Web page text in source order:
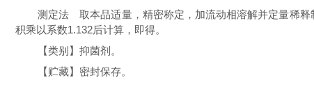
测定法 取本品适量，精密称定，加流动相溶解并定量稀释
积乘以系数1.132后计算，即得。
【类别】抑菌剂。
【贮藏】密封保存。